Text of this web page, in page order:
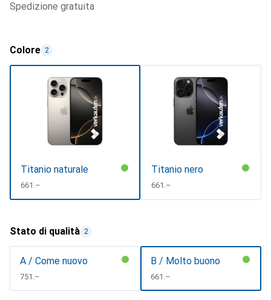
spedizione gratuita
Colore 2
Titanio naturale
CHF
661.–
Titanio nero
CHF
661.–
Stato di qualità 2
A / Come nuovo
CHF
751.–
B / Molto buono
CHF
661.–